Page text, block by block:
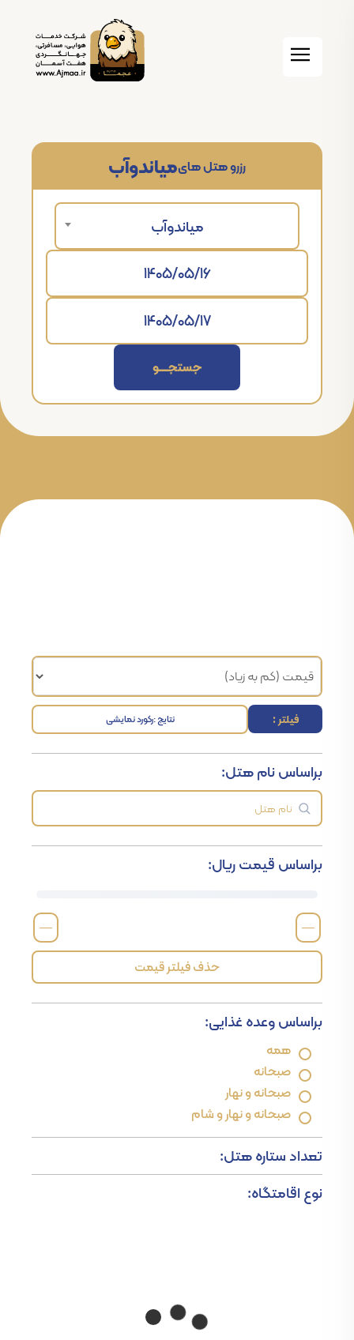
میاندوآبرزرو هتل های
میاندوآب
جستجــــــو
فیلتر : نتایج :رکورد نمایشی
براساس نام هتل:
براساس قیمت ریال:
—
—
حذف فیلتر قیمت
براساس وعده غذایی:
همه
صبحانه
صبحانه و نهار
صبحانه و نهار و شام
تعداد ستاره هتل:
نوع اقامتگاه: